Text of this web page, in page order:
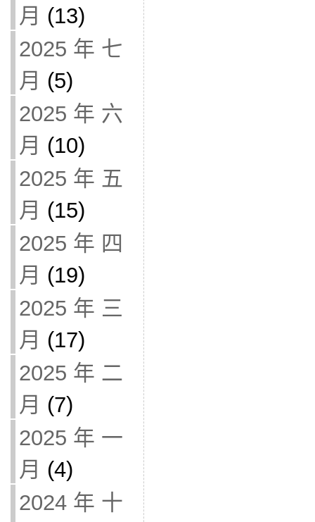
月 (13)
2025 年 七
月 (5)
2025 年 六
月 (10)
2025 年 五
月 (15)
2025 年 四
月 (19)
2025 年 三
月 (17)
2025 年 二
月 (7)
2025 年 一
月 (4)
2024 年 十